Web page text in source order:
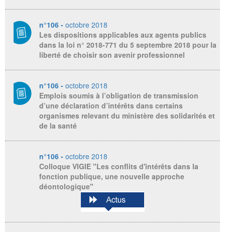
n°106 - octobre 2018
Les dispositions applicables aux agents publics
dans la loi n° 2018-771 du 5 septembre 2018 pour la
liberté de choisir son avenir professionnel
n°106 - octobre 2018
Emplois soumis à l’obligation de transmission
d’une déclaration d’intérêts dans certains
organismes relevant du ministère des solidarités et
de la santé
n°106 - octobre 2018
Colloque VIGIE "Les conflits d'intérêts dans la
fonction publique, une nouvelle approche
déontologique"